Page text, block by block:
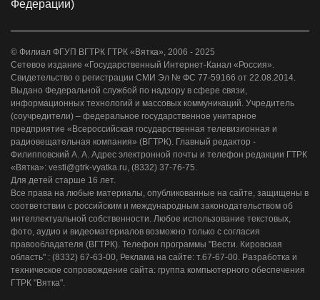
Федерации)
© Филиал ФГУП ВГТРК ГТРК «Вятка», 2006 - 2025
Сетевое издание «Государственный Интернет-Канал «Россия».
Свидетельство о регистрации СМИ Эл № ФС 77-59166 от 22.08.2014.
Выдано Федеральной службой по надзору в сфере связи,
информационных технологий и массовых коммуникаций. Учредитель
(соучредители) – федеральное государственное унитарное
предприятие «Всероссийская государственная телевизионная и
радиовещательная компания» (ВГТРК). Главный редактор -
Филипповский А. А. Адрес электронной почты и телефон редакции ГТРК
«Вятка»: vesti@gtrk-vyatka.ru, (8332) 37-76-75.
Для детей старше 16 лет.
Все права на любые материалы, опубликованные на сайте, защищены в
соответствии с российским и международным законодательством об
интеллектуальной собственности. Любое использование текстовых,
фото, аудио и видеоматериалов возможно только с согласия
правообладателя (ВГТРК). Телефон программы "Вести. Кировская
область" : (8332) 67-63-00, Реклама на сайте: т.67-67-00. Разработка и
техническое сопровождение сайта: группа компьютерного обеспечения
ГТРК "Вятка".